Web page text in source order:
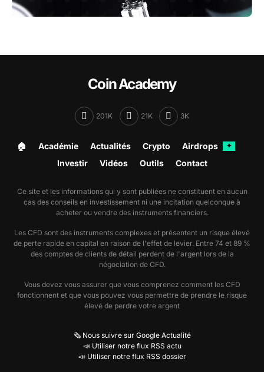
Coin Academy
201K 21K 3K
🏠︎ Académie Actualités Crypto Airdrops ✦
Investir Vidéos Outils Contact
Ce site et les informations qui y sont publiées ne constituent en aucun
cas des conseils en investissement ni une incitation quelconque à
acheter ou vendre des instruments financiers.
Les CFD sont des instruments complexes et présentent un risque élevé
de perte rapide en capital en raison de l'effet de levier. Entre 74 et 89 %
des comptes de clients de détail perdent de l'argent lors de la
négociation de CFD.
Vous devez vous assurer que vous comprenez comment les CFD
fonctionnent et que vous pouvez vous permettre de prendre le risque
élevé de perdre votre argent
🗞️ Nous suivre sur Google Actualité
📣 Utiliser notre flux RSS actu
📣 Utiliser notre flux RSS dossier